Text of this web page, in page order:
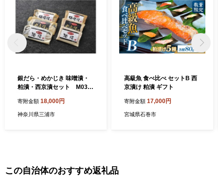
銀だら・めかじき 味噌漬・
粕漬・西京漬セット M036-
寄附金額 18,000円
神奈川県三浦市
高級魚 食べ比べ セットB 西
京漬け 粕漬 ギフト
寄附金額 17,000円
宮城県石巻市
この自治体のおすすめ返礼品